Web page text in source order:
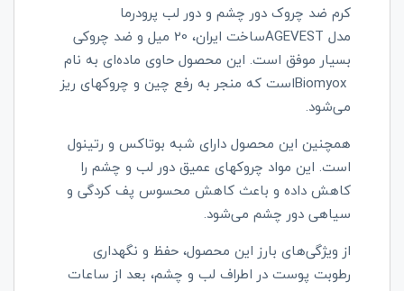
کرم ضد چروک دور چشم و دور لب پرودرما
مدل AGEVEST
ساخت ایران، 20 میل و ضد چروکی
بسیار موفق است. این محصول حاوی ماده‌ای به نام
Biomyoxاست که منجر به رفع چین و چروکهای ریز
می‌شود.
همچنین این محصول دارای شبه بوتاکس و رتینول
است. این مواد چروکهای عمیق دور لب و چشم را
کاهش داده و باعث کاهش محسوس پف کردگی و
سیاهی دور چشم می‌شود.
از ویژگی‌های بارز این محصول، حفظ و نگهداری
رطوبت پوست در اطراف لب و چشم، بعد از ساعات